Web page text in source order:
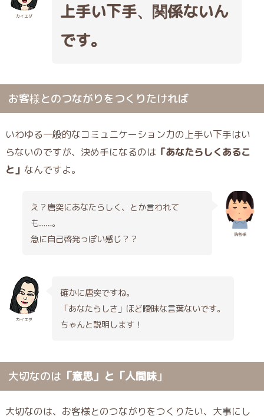
カイエダ
上手い下手、関係ないん
です。
お客様とのつながりをつくりたければ
いわゆる一般的なコミュニケーション力の上手い下手はい
らないのですが、決め手になるのは 「あなたらしくあるこ
と」 なんですよ。
読者様
え？唐突にあなたらしく、とか言われて
も……。
急に自己啓発っぽい感じ？？
カイエダ
確かに唐突ですね。
「あなたらしさ」ほど曖昧な言葉ないです。
ちゃんと説明します！
大切なのは 「意思」と「人間味 」
大切なのは、お客様とのつながりをつくりたい、大事にし